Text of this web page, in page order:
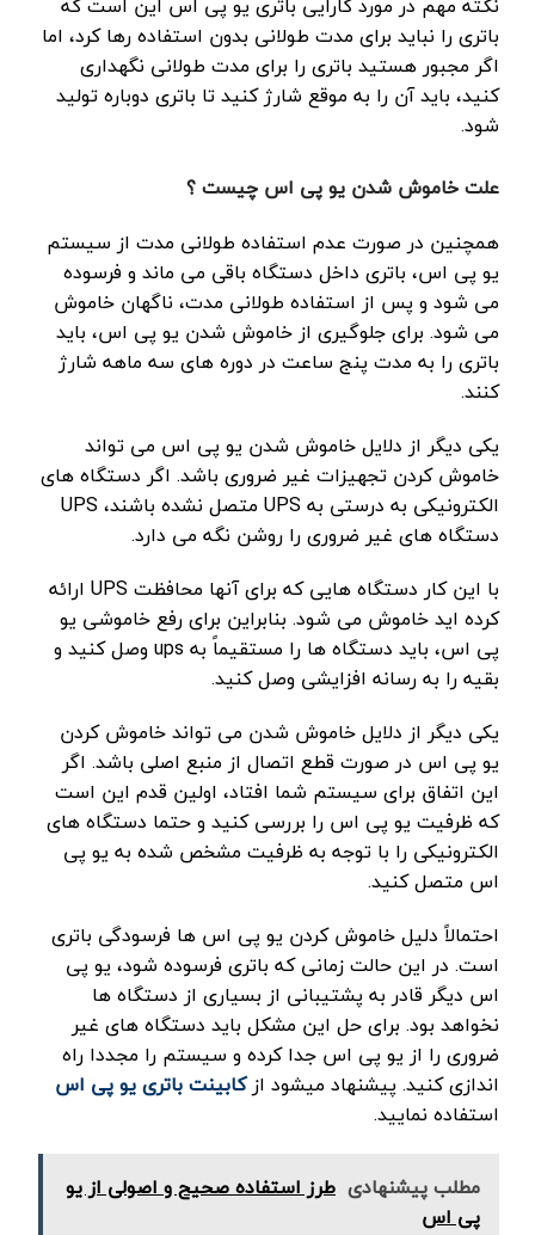
باتری را نباید برای مدت طولانی بدون استفاده رها کرد، اما
اگر مجبور هستید باتری را برای مدت طولانی نگهداری
کنید، باید آن را به موقع شارژ کنید تا باتری دوباره تولید
شود.
علت خاموش شدن یو پی اس چیست ؟
همچنین در صورت عدم استفاده طولانی مدت از سیستم
یو پی اس، باتری داخل دستگاه باقی می ماند و فرسوده
می شود و پس از استفاده طولانی مدت، ناگهان خاموش
می شود. برای جلوگیری از خاموش شدن یو پی اس، باید
باتری را به مدت پنج ساعت در دوره های سه ماهه شارژ
کنند.
یکی دیگر از دلایل خاموش شدن یو پی اس می تواند
خاموش کردن تجهیزات غیر ضروری باشد. اگر دستگاه های
الکترونیکی به درستی به UPS متصل نشده باشند، UPS
دستگاه های غیر ضروری را روشن نگه می دارد.
با این کار دستگاه هایی که برای آنها محافظت UPS ارائه
کرده اید خاموش می شود. بنابراین برای رفع خاموشی یو
پی اس، باید دستگاه ها را مستقیماً به ups وصل کنید و
بقیه را به رسانه افزایشی وصل کنید.
یکی دیگر از دلایل خاموش شدن می تواند خاموش کردن
یو پی اس در صورت قطع اتصال از منبع اصلی باشد. اگر
این اتفاق برای سیستم شما افتاد، اولین قدم این است
که ظرفیت یو پی اس را بررسی کنید و حتما دستگاه های
الکترونیکی را با توجه به ظرفیت مشخص شده به یو پی
اس متصل کنید.
احتمالاً دلیل خاموش کردن یو پی اس ها فرسودگی باتری
است. در این حالت زمانی که باتری فرسوده شود، یو پی
اس دیگر قادر به پشتیبانی از بسیاری از دستگاه ها
نخواهد بود. برای حل این مشکل باید دستگاه های غیر
ضروری را از یو پی اس جدا کرده و سیستم را مجددا راه
اندازی کنید. پیشنهاد میشود ازکابینت باتری یو پی اس
استفاده نمایید.
مطلب پیشنهادی طرز استفاده صحیح و اصولی از یو
پی اس